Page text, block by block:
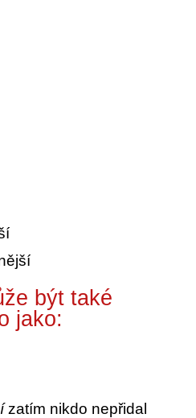
být také
jako:
zatím nikdo nepřidal